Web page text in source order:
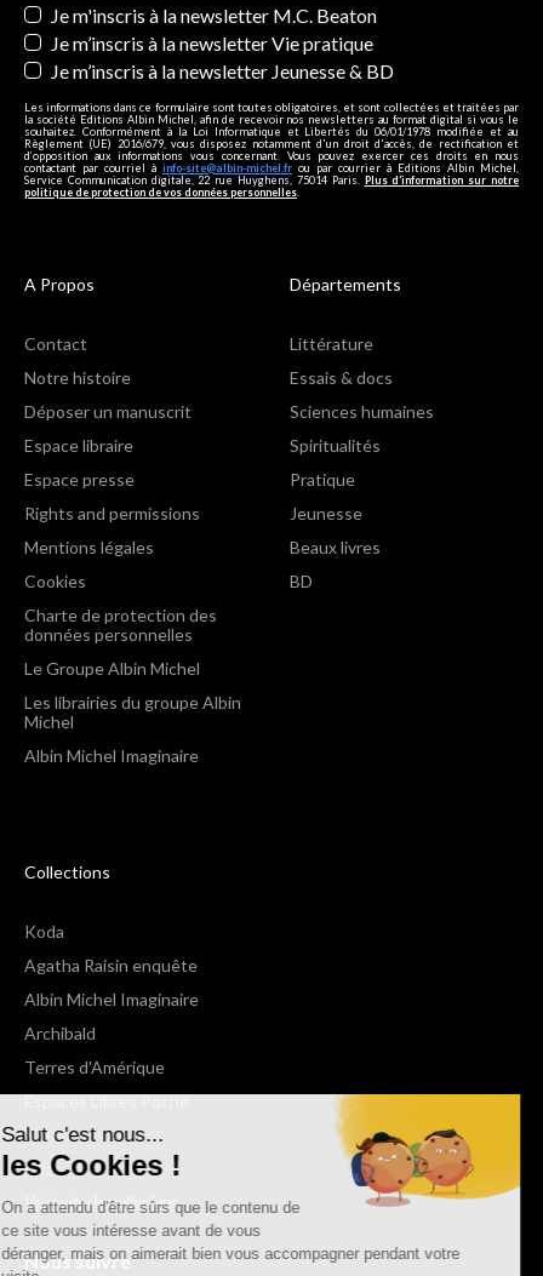
Salut c'est nous...
les Cookies !
On a attendu d'être sûrs que le contenu de
ce site vous intéresse avant de vous
déranger, mais on aimerait bien vous accompagner pendant votre
Je m'inscris à la newsletter M.C. Beaton
Je m’inscris à la newsletter Vie pratique
Je m’inscris à la newsletter Jeunesse & BD
Les informations dans ce formulaire sont toutes obligatoires, et sont collectées et traitées par
la société Editions Albin Michel, afin de recevoir nos newsletters au format digital si vous le
souhaitez. Conformément à la Loi Informatique et Libertés du 06/01/1978 modifiée et au
Règlement (UE) 2016/679, vous disposez notamment d'un droit d'accès, de rectification et
d’opposition aux informations vous concernant. Vous pouvez exercer ces droits en nous
contactant par courriel à info-site@albin-michel.fr ou par courrier à Editions Albin Michel,
Service Communication digitale, 22 rue Huyghens, 75014 Paris. Plus d’information sur notre
politique de protection de vos données personnelles
A Propos
Contact
Notre histoire
Déposer un manuscrit
Espace libraire
Espace presse
Rights and permissions
Mentions légales
Cookies
Charte de protection des
données personnelles
Le Groupe Albin Michel
Les librairies du groupe Albin
Michel
Albin Michel Imaginaire
Départements
Littérature
Essais & docs
Sciences humaines
Spiritualités
Pratique
Jeunesse
Beaux livres
BD
Collections
Koda
Agatha Raisin enquête
Albin Michel Imaginaire
Archibald
Terres d'Amérique
Espaces Libres Poche
NOX
Wiz
Voir toutes les collections
Nous suivre